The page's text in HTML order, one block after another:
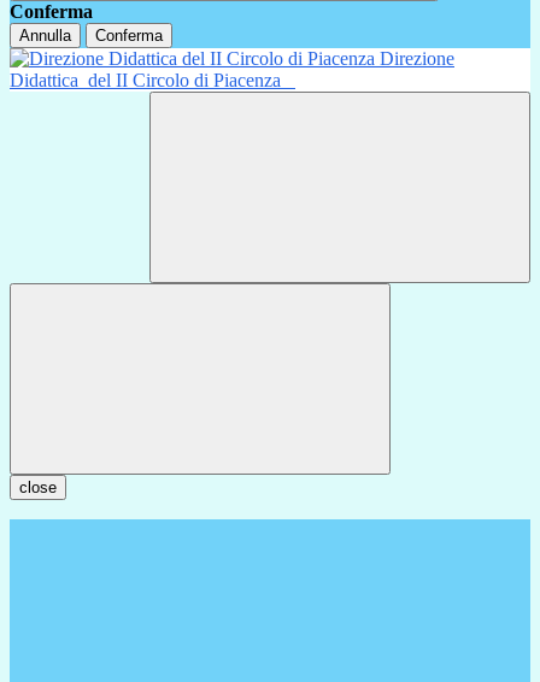
Conferma
Annulla Conferma
Direzione
Didattica del II Circolo di Piacenza
close